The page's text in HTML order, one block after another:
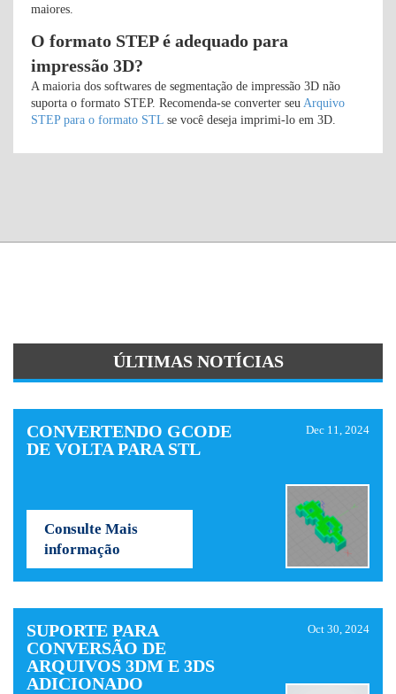
maiores.
O formato STEP é adequado para
impressão 3D?
A maioria dos softwares de segmentação de impressão 3D não
suporta o formato STEP. Recomenda-se converter seu Arquivo
STEP para o formato STL se você deseja imprimi-lo em 3D.
ÚLTIMAS NOTÍCIAS
CONVERTENDO GCODE
DE VOLTA PARA STL
Dec 11, 2024
Consulte Mais
informação
SUPORTE PARA
CONVERSÃO DE
ARQUIVOS 3DM E 3DS
ADICIONADO
Oct 30, 2024